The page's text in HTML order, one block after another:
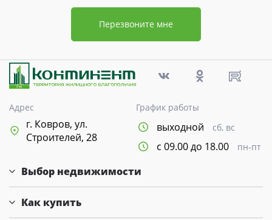
Перезвоните мне
Адрес
г. Ковров, ул.
Строителей, 28
График работы
выходной сб, вс
с 09.00 до 18.00 пн-пт
Выбор недвижимости
Как купить